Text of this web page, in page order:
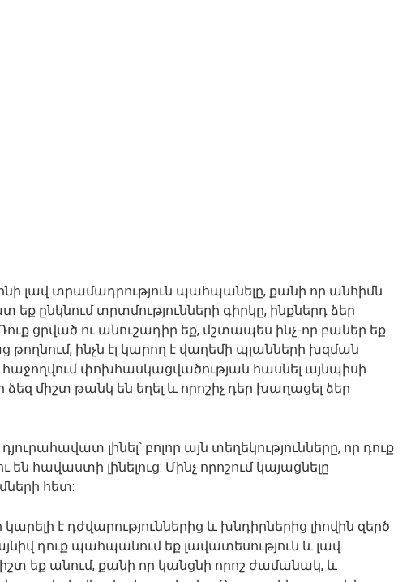
լավ տրամադրություն պահպանելը, քանի որ անհիմն
ընկնում տրտմությունների գիրկը, ինքներդ ձեր
ցրված ու անուշադիր եք, մշտապես ինչ-որ բաներ եք
ինչն էլ կարող է վաղեմի պլանների խզման
փոխհասկացվածության հասնել այնպիսի
միշտ թանկ են եղել և որոշիչ դեր խաղացել ձեր
լինել՝ բոլոր այն տեղեկությունները, որ դուք
հավաստի լինելուց: Մինչ որոշում կայացնելը
հետ:
կարելի է դժվարություններից և խնդիրներից լիովին զերծ
դուք պահպանում եք լավատեսություն և լավ
եք անում, քանի որ կանցնի որոշ ժամանակ, և